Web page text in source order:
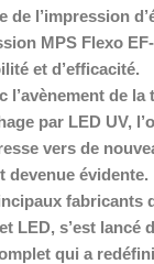
de l’impression
MPS Flexo
et d’efficacité.
l’avènement de la
par LED UV,
vers de
devenue évidente.
fabricants
LED, s’est lancé
qui a